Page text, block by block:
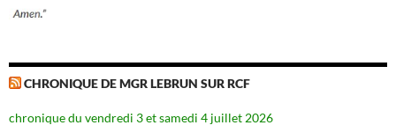
CHRONIQUE DE MGR LEBRUN SUR RCF
chronique du vendredi 3 et samedi 4 juillet 2026